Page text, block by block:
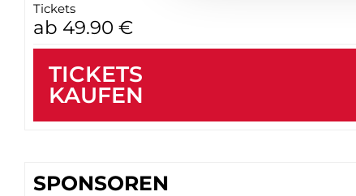
Tickets
ab 49.90 €
TICKETS
KAUFEN
SPONSOREN